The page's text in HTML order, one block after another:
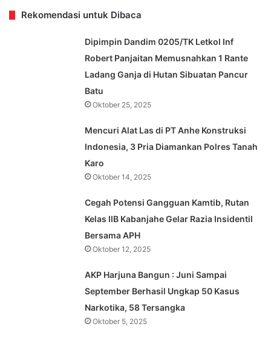
Rekomendasi untuk Dibaca
Dipimpin Dandim 0205/TK Letkol Inf
Robert Panjaitan Memusnahkan 1 Rante
Ladang Ganja di Hutan Sibuatan Pancur
Batu
Oktober 25, 2025
Mencuri Alat Las di PT Anhe Konstruksi
Indonesia, 3 Pria Diamankan Polres Tanah
Karo
Oktober 14, 2025
Cegah Potensi Gangguan Kamtib, Rutan
Kelas IIB Kabanjahe Gelar Razia Insidentil
Bersama APH
Oktober 12, 2025
AKP Harjuna Bangun : Juni Sampai
September Berhasil Ungkap 50 Kasus
Narkotika, 58 Tersangka
Oktober 5, 2025